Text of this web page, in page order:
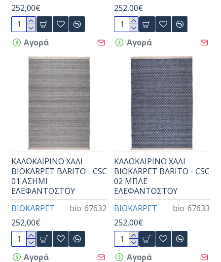
252,00€
Αγορά
252,00€
Αγορά
BIOKARPET bio-67632
ΚΑΛΟΚΑΙΡΙΝΟ ΧΑΛΙ
BIOKARPET BARITO - CSC
01 ΑΣΗΜΙ
ΕΛΕΦΑΝΤΟΣΤΟΥ
252,00€
Αγορά
BIOKARPET bio-67633
ΚΑΛΟΚΑΙΡΙΝΟ ΧΑΛΙ
BIOKARPET BARITO - CSC
02 ΜΠΛΕ
ΕΛΕΦΑΝΤΟΣΤΟΥ
252,00€
Αγορά